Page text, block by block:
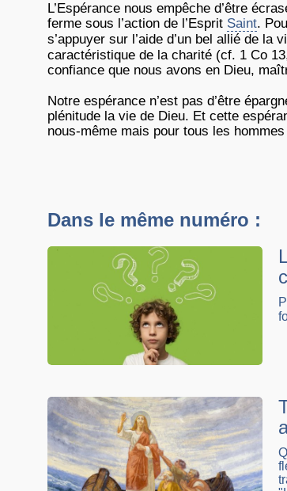
L’Espérance nous empêche d’être
ferme sous l’action de l’Esprit Saint.
s’appuyer sur l’aide d’un bel allié de
caractéristique de la charité (cf. 1 Co
confiance que nous avons en Dieu,
Notre espérance n’est pas d’être
plénitude la vie de Dieu. Et cette
nous-même mais pour tous les hommes
Dans le même numéro :